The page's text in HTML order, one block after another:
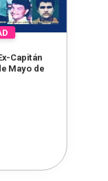
Capitán
Mayo de